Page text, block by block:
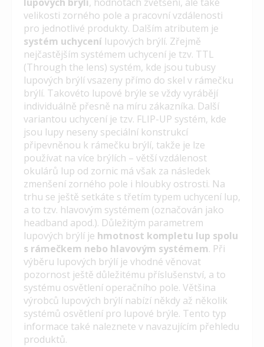
velikosti zorného pole a pracovní vzdálenosti
pro jednotlivé produkty. Dalším atributem je
systém uchycení lupových brýlí. Zřejmě
nejčastějším systémem uchycení je tzv. TTL
(Through the lens) systém, kde jsou tubusy
lupových brýlí vsazeny přímo do skel v rámečku
brýlí. Takovéto lupové brýle se vždy vyrábějí
individuálně přesně na míru zákazníka. Další
variantou uchycení je tzv. FLIP-UP systém, kde
jsou lupy neseny speciální konstrukcí
připevněnou k rámečku brýlí, takže je lze
používat na více brýlích – větší vzdálenost
okulárů lup od zornic má však za následek
zmenšení zorného pole i hloubky ostrosti. Na
trhu se ještě setkáte s třetím typem uchycení lup,
a to tzv. hlavovým systémem (označován jako
headband apod.). Důležitým parametrem
lupových brýlí je hmotnost kompletu lup spolu
s rámečkem nebo hlavovým systémem. Při
výběru lupových brýlí je vhodné věnovat
pozornost ještě důležitému příslušenství, a to
systému osvětlení operačního pole. Většina
výrobců lupových brýlí nabízí někdy až několik
systémů osvětlení pro lupové brýle. Tento typ
informace také naleznete v navazujícím přehledu
produktů.